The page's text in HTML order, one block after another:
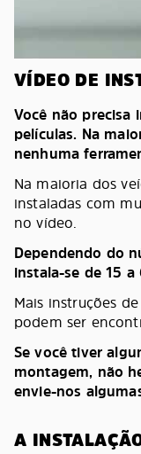
VÍDEO DE
Você não precisa
películas. Na
nenhuma
Na maioria dos
instaladas com
no vídeo.
Dependendo do
instala-se de 15
Mais instruções
podem ser
Se você tiver
montagem, não
envie-nos
A